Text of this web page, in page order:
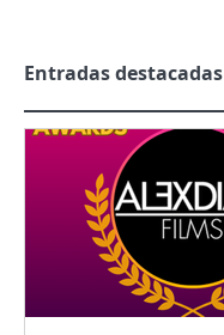
Entradas destacadas